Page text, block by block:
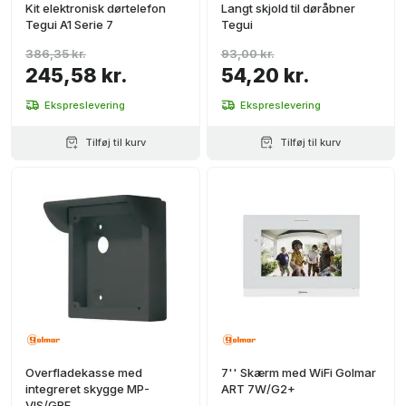
Kit elektronisk dørtelefon
Tegui A1 Serie 7
245,58 kr.
386,35 kr.
Ekspreslevering
Tilføj til kurv
Langt skjold til døråbner
Tegui
54,20 kr.
93,00 kr.
Ekspreslevering
Tilføj til kurv
Overfladekasse med
integreret skygge MP-
7'' Skærm med WiFi Golmar
ART 7W/G2+